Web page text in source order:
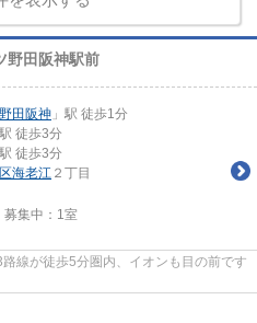
野田阪神駅前
野田阪神 」駅 徒歩1分
駅 徒歩3分
駅 徒歩3分
海老江 ２丁目
集中： 1室
線が徒歩5分圏内、イオンも目の前です